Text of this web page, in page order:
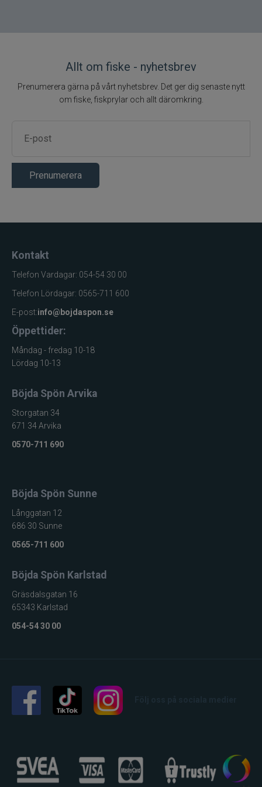
Loop
Fladen
Futurefly
Gator
Gäddgapet
Gamakatsu
Gladsax
Daiwa
Gulp
Gunki
Headbanger
Interfiske
J:son
Allt om fiske - nyhetsbrev
Prenumerera gärna på vårt nyhetsbrev. Det ger dig senaste nytt
om fiske, fiskprylar och allt däromkring.
Prenumerera
Kontakt
Telefon Vardagar: 054-54 30 00
Telefon Lördagar: 0565-711 600
E-post:info@bojdaspon.se
Öppettider:
Måndag - fredag 10-18
Lördag 10-13
Böjda Spön Arvika
Storgatan 34
671 34 Arvika
0570-711 690
Böjda Spön Sunne
Långgatan 12
686 30 Sunne
0565-711 600
Böjda Spön Karlstad
Gräsdalsgatan 16
65343 Karlstad
054-54 30 00